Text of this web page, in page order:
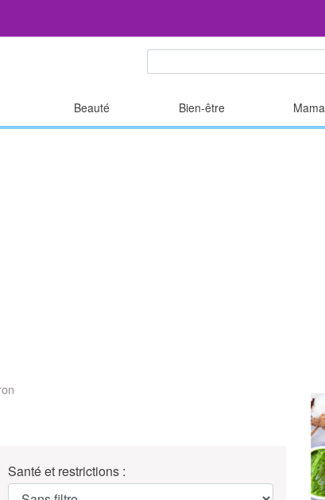
Beauté Bien-être
Santé et restrictions :